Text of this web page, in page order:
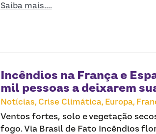
Saiba mais....
Incêndios na França e
mil pessoas a deixarem
Notícias, Crise Climática, Europa,
Ventos fortes, solo e vegetação
fogo. Via Brasil de Fato Incêndios